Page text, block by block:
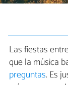
Las fiestas
que la música
preguntas. Es